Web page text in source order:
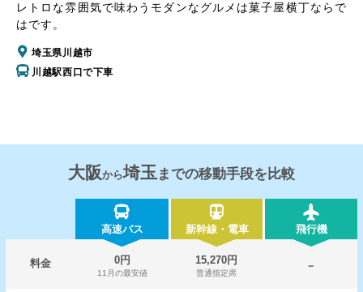
レトロな雰囲気で味わうモダンなグルメは菓子屋横丁ならで
はです。
埼玉県川越市
川越駅西口で下車
大阪から埼玉 までの移動手段を比較
高速バス 新幹線・電車 飛行機
料金 0円
11月の最安値
15,270円
普通指定席
－